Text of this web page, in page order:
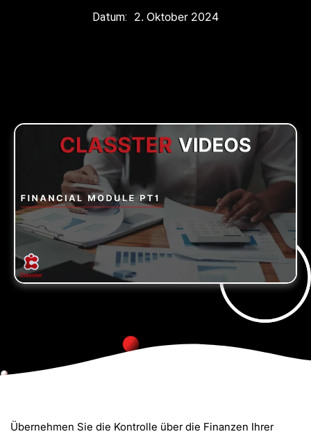
Datum: 2. Oktober 2024
Übernehmen Sie die Kontrolle über die Finanzen Ihrer